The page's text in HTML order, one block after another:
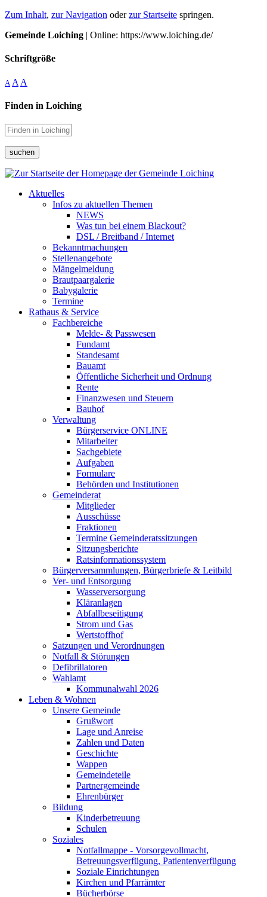
Zum Inhalt, zur Navigation oderzur Startseite springen.
Gemeinde Loiching | Online: https://www.loiching.de/
Schriftgröße
A A A
Finden in Loiching
suchen
Aktuelles
Infos zu aktuellen Themen
NEWS
Was tun bei einem Blackout?
DSL / Breitband / Internet
Bekanntmachungen
Stellenangebote
Mängelmeldung
Brautpaargalerie
Babygalerie
Termine
Rathaus & Service
Fachbereiche
Melde- & Passwesen
Fundamt
Standesamt
Bauamt
Öffentliche Sicherheit und Ordnung
Rente
Finanzwesen und Steuern
Bauhof
Verwaltung
Bürgerservice ONLINE
Mitarbeiter
Sachgebiete
Aufgaben
Formulare
Behörden und Institutionen
Gemeinderat
Mitglieder
Ausschüsse
Fraktionen
Termine Gemeinderatssitzungen
Sitzungsberichte
Ratsinformationssystem
Bürgerversammlungen, Bürgerbriefe & Leitbild
Ver- und Entsorgung
Wasserversorgung
Kläranlagen
Abfallbeseitigung
Strom und Gas
Wertstoffhof
Satzungen und Verordnungen
Notfall & Störungen
Defibrillatoren
Wahlamt
Kommunalwahl 2026
Leben & Wohnen
Unsere Gemeinde
Grußwort
Lage und Anreise
Zahlen und Daten
Geschichte
Wappen
Gemeindeteile
Partnergemeinde
Ehrenbürger
Bildung
Kinderbetreuung
Schulen
Soziales
Notfallmappe - Vorsorgevollmacht,
Betreuungsverfügung, Patientenverfügung
Soziale Einrichtungen
Kirchen und Pfarrämter
Bücherbörse